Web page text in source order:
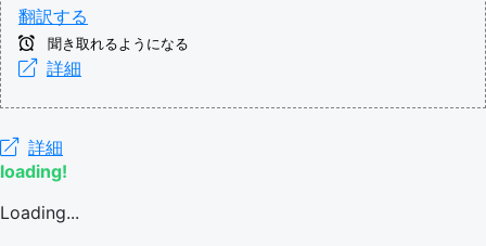
翻訳する
聞き取れるようになる
詳細
詳細
loading!
Loading...